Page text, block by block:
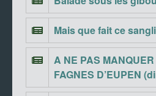
Mais que fait ce
A NE PAS
FAGNES D’EUPEN